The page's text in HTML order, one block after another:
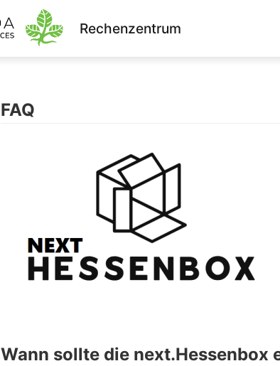
Rechenzentrum
FAQ
Wann sollte die next.Hessenbox